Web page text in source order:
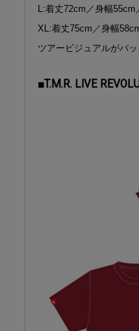
L:着丈72cm／身幅55cm
XL:着丈75cm／身幅
ツアービジュアルがバ
■T.M.R. LIVE